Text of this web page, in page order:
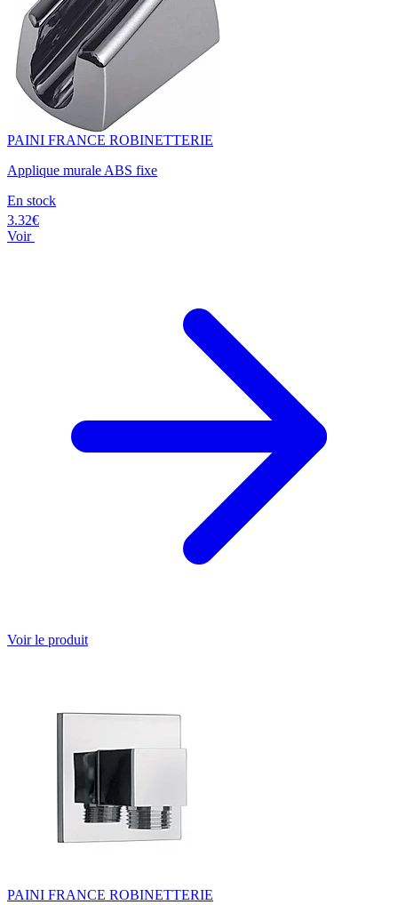
PAINI FRANCE ROBINETTERIE
Applique murale ABS fixe
En stock
3.32€
Voir
Voir le produit
PAINI FRANCE ROBINETTERIE